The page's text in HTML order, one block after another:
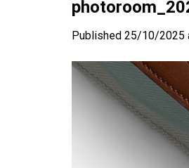
Published 25/10/2025